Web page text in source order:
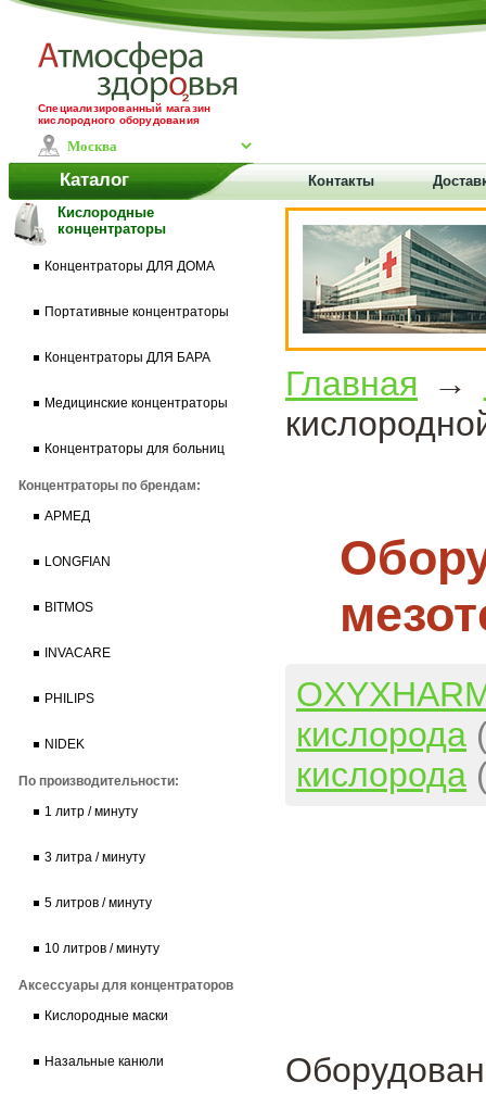
Специализированный магазин
кислородного оборудования
Каталог Контакты
Кислородные
концентраторы
Концентраторы ДЛЯ ДОМА
Портативные концентраторы
Концентраторы ДЛЯ БАРА
Медицинские концентраторы
Концентраторы для больниц
Концентраторы по брендам:
АРМЕД
LONGFIAN
BITMOS
INVACARE
PHILIPS
NIDEK
По производительности:
1 литр / минуту
3 литра / минуту
5 литров / минуту
10 литров / минуту
Аксессуары для концентраторов
Кислородные маски
Назальные канюли
Главная →
кислорода
кислорода